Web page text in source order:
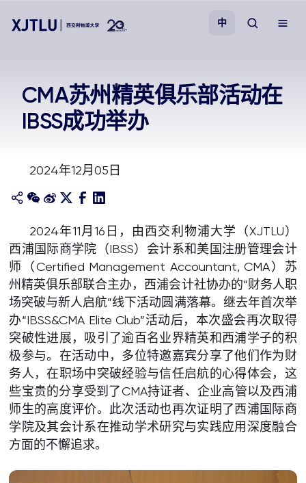
招生
学院
校园生活
关于我们
中
CMA苏州精英俱乐部活动在
IBSS成功举办
2024年12月05日
2024年11月16日，由西交利物浦大学（XJTLU）
西浦国际商学院（IBSS）会计系和美国注册管理会计
师（Certified Management Accountant, CMA）苏
州精英俱乐部联合主办，西浦会计社协办的“财务人职
场突破与新人启航”线下活动圆满落幕。继去年首次举
办“IBSS&CMA Elite Club”活动后，本次盛会再次取得
突破性进展，吸引了逾百名业界精英和西浦学子的积
极参与。在活动中，多位特邀嘉宾分享了他们作为财
务人，在职场中突破经验与信任启航的心得体会，这
些宝贵的分享受到了CMA持证者、企业高管以及西浦
师生的高度评价。此次活动也再次证明了西浦国际商
学院及其会计系在推动学术研究与实践应用深度融合
方面的不懈追求。